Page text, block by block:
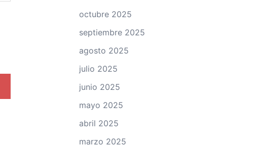
octubre 2025
septiembre 2025
agosto 2025
julio 2025
junio 2025
mayo 2025
abril 2025
marzo 2025